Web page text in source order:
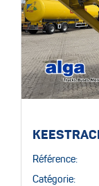
Référence:
Catégorie: